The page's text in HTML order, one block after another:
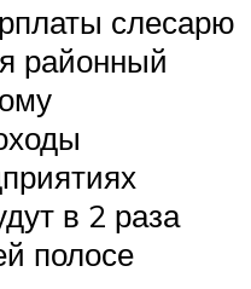
слесарю
районный
в 2 раза
полосе